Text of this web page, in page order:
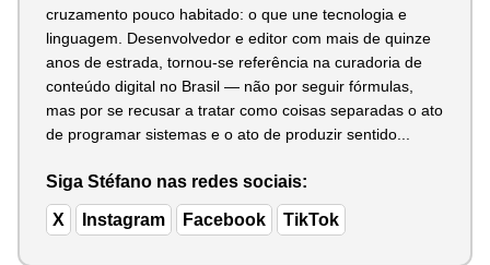
cruzamento pouco habitado: o que une tecnologia e
linguagem. Desenvolvedor e editor com mais de quinze
anos de estrada, tornou-se referência na curadoria de
conteúdo digital no Brasil — não por seguir fórmulas,
mas por se recusar a tratar como coisas separadas o ato
de programar sistemas e o ato de produzir sentido...
Siga Stéfano nas redes sociais:
X Instagram Facebook TikTok